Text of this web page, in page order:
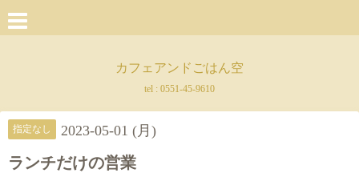
カフェアンドごはん空
tel : 0551-45-9610
指定なし 2023-05-01 (月)
ランチだけの営業